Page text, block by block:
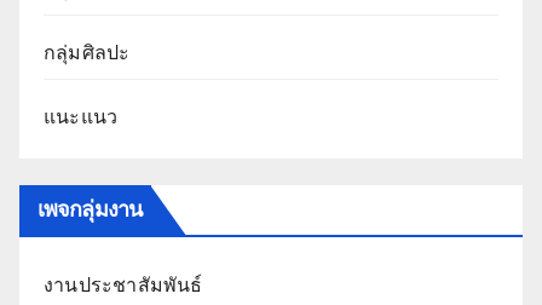
กลุ่มศิลปะ
แนะแนว
เพจกลุ่มงาน
งานประชาสัมพันธ์